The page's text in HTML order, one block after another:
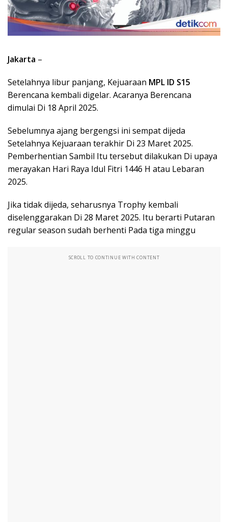
Jakarta –
Setelahnya libur panjang, Kejuaraan MPL ID S15
Berencana kembali digelar. Acaranya Berencana
dimulai Di 18 April 2025.
Sebelumnya ajang bergengsi ini sempat dijeda
Setelahnya Kejuaraan terakhir Di 23 Maret 2025.
Pemberhentian Sambil Itu tersebut dilakukan Di upaya
merayakan Hari Raya Idul Fitri 1446 H atau Lebaran
2025.
Jika tidak dijeda, seharusnya Trophy kembali
diselenggarakan Di 28 Maret 2025. Itu berarti Putaran
regular season sudah berhenti Pada tiga minggu
SCROLL TO CONTINUE WITH CONTENT